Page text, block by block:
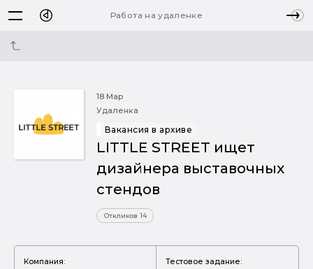
Работа на удаленке
18 Мар
Удаленка
Вакансия в архиве
LITTLE STREET ищет
дизайнера выставочных
стендов
Откликов 14
Компания: Тестовое задание: